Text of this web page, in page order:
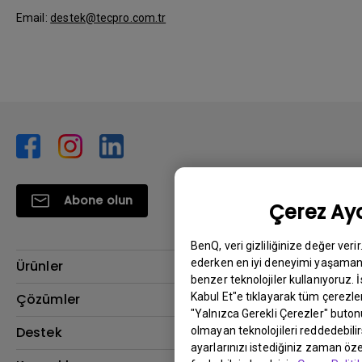
Çerez
BenQ, veri gizliliğinize değer
ederken en iyi deneyimi
benzer teknolojiler kullanıyoruz.
Kabul Et"e tıklayarak tüm
"Yalnızca Gerekli Çerezler"
olmayan teknolojileri
ayarlarınızı istediğiniz zaman
Email: destek@tecpro.com.tr
Abone olun
Ürünler
Projektör
Çözümler
BenQ AQCOLOR Elçisi
Destek